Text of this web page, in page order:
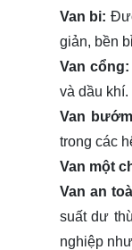
Van bi:
giản, bền
Van cổng:
và dầu khí.
Van
trong các
Van một
Van an
suất dư
nghiệp